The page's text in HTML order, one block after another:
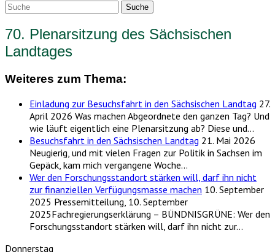
70. Plenarsitzung des Sächsischen
Landtages
Weiteres zum Thema:
Einladung zur Besuchsfahrt in den Sächsischen Landtag 27.
April 2026 Was machen Abgeordnete den ganzen Tag? Und
wie läuft eigentlich eine Plenarsitzung ab? Diese und…
Besuchsfahrt in den Sächsischen Landtag 21. Mai 2026
Neugierig, und mit vielen Fragen zur Politik in Sachsen im
Gepäck, kam mich vergangene Woche…
Wer den Forschungsstandort stärken will, darf ihn nicht
zur finanziellen Verfügungsmasse machen 10. September
2025 Pressemitteilung, 10. September
2025Fachregierungserklärung – BÜNDNISGRÜNE: Wer den
Forschungsstandort stärken will, darf ihn nicht zur…
Donnerstag